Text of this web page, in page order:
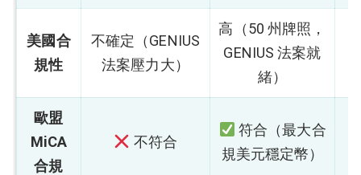
美國合
規性
不確定（GENIUS
法案壓力大）
高（50 州牌照，
GENIUS 法案就
緒）
歐盟
MiCA
合規
不符合
符合（最大合
規美元穩定幣）